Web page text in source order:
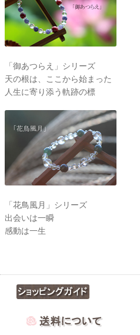
「御あつらえ」シリーズ
天の根は、ここから始まった
人生に寄り添う軌跡の標
「花鳥風月」シリーズ
出会いは一瞬
感動は一生